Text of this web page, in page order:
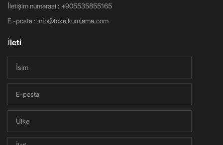
İletişim numarası : +905535855165
E -posta : info@tokelkumlama.com
İleti